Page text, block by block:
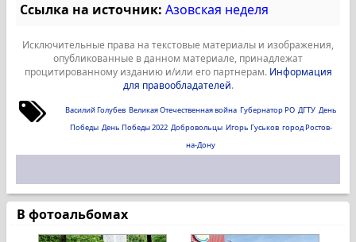
Ссылка на источник: Азовская неделя
Исключительные права на текстовые материалы и изображения,
опубликованные в данном материале, принадлежат
процитированному изданию и/или его партнерам. Информация
для правообладателей.
Василий Голубев Великая Отечественная война Губернатор РО ДГТУ День
Победы День Победы 2022 Добровольцы Игорь Гуськов город Ростов-
на-Дону
В фотоальбомах